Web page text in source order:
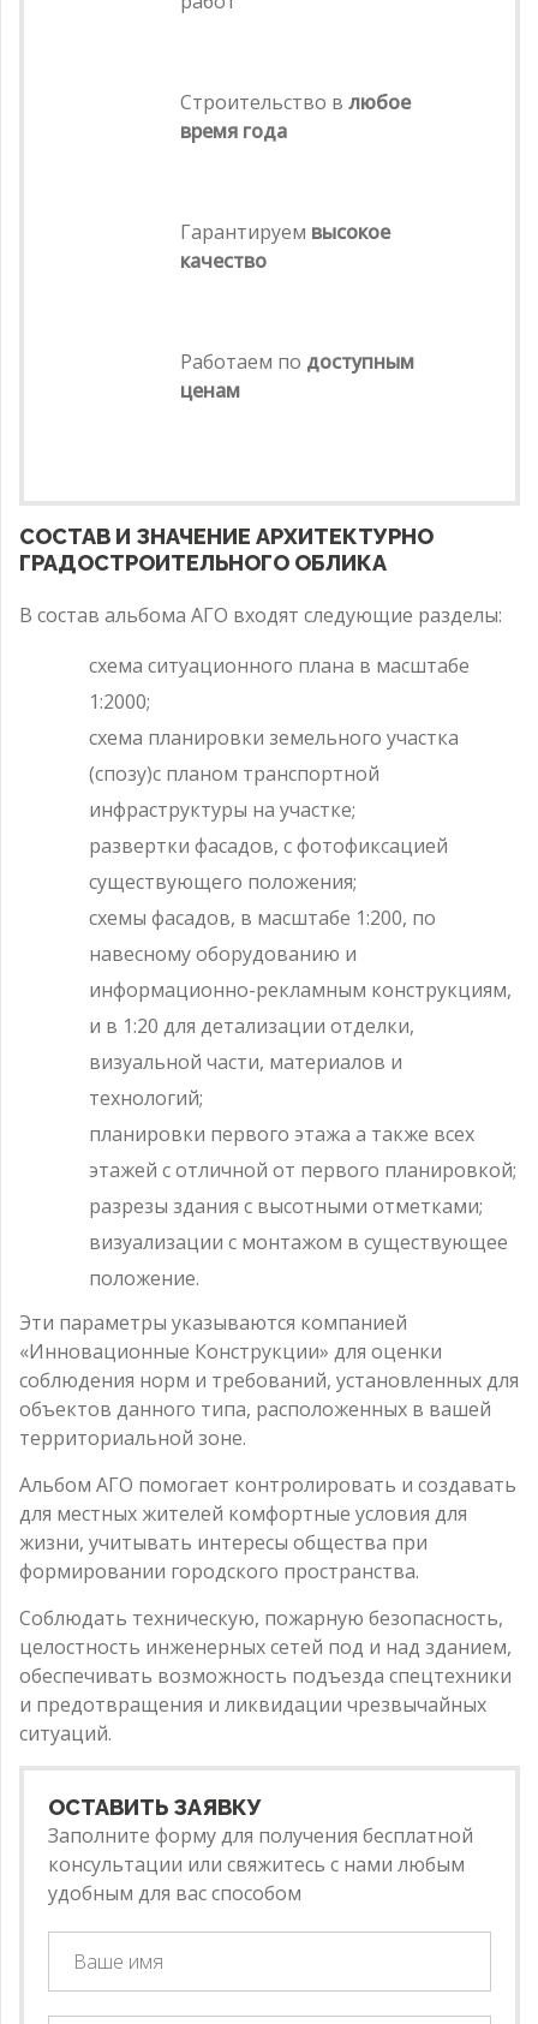
Строительство в любое
время года
Гарантируем высокое
качество
Работаем по доступным
ценам
СОСТАВ И ЗНАЧЕНИЕ АРХИТЕКТУРНО
ГРАДОСТРОИТЕЛЬНОГО ОБЛИКА
В состав альбома АГО входят следующие разделы:
схема ситуационного плана в масштабе
1:2000;
схема планировки земельного участка
(спозу)с планом транспортной
инфраструктуры на участке;
развертки фасадов, с фотофиксацией
существующего положения;
схемы фасадов, в масштабе 1:200, по
навесному оборудованию и
информационно-рекламным конструкциям,
и в 1:20 для детализации отделки,
визуальной части, материалов и
технологий;
планировки первого этажа а также всех
этажей с отличной от первого планировкой;
разрезы здания с высотными отметками;
визуализации с монтажом в существующее
положение.
Эти параметры указываются компанией
«Инновационные Конструкции» для оценки
соблюдения норм и требований, установленных для
объектов данного типа, расположенных в вашей
территориальной зоне.
Альбом АГО помогает контролировать и создавать
для местных жителей комфортные условия для
жизни, учитывать интересы общества при
формировании городского пространства.
Соблюдать техническую, пожарную безопасность,
целостность инженерных сетей под и над зданием,
обеспечивать возможность подъезда спецтехники
и предотвращения и ликвидации чрезвычайных
ситуаций.
ОСТАВИТЬ ЗАЯВКУ
Заполните форму для получения бесплатной
консультации или свяжитесь с нами любым
удобным для вас способом